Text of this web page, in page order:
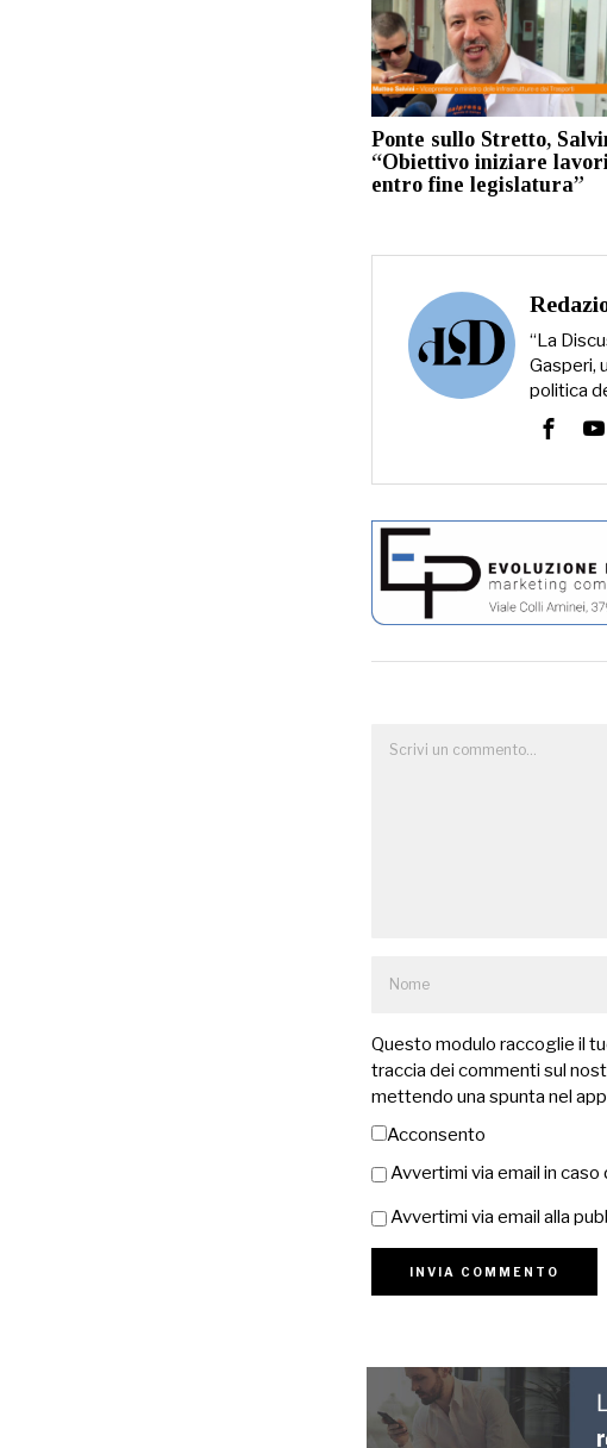
Ponte sullo Stretto,
“Obiettivo iniziare lavori
entro fine legislatura”
“La
Gasperi,
politica
Questo modulo raccoglie il
traccia dei commenti sul
mettendo una spunta nel
Acconsento
Avvertimi via email in
Avvertimi via email alla